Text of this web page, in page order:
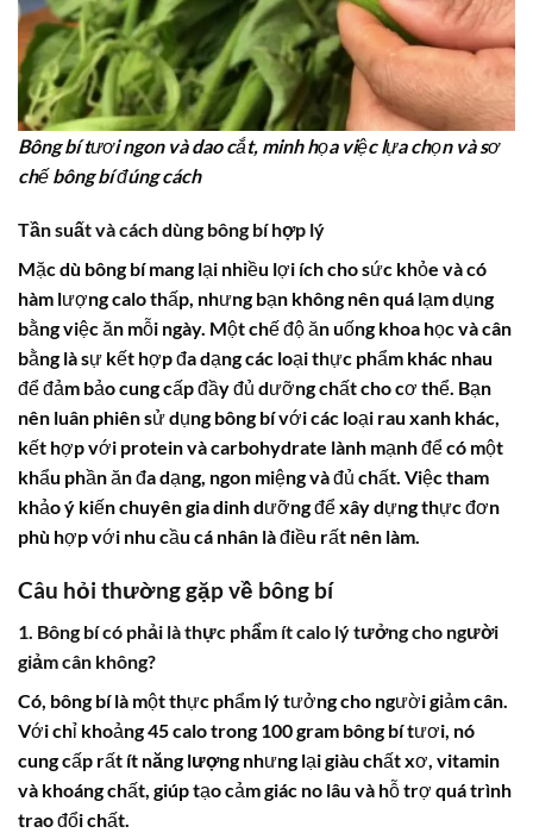
Bông bí tươi ngon và dao cắt, minh họa việc lựa chọn và sơ
chế bông bí đúng cách
Tần suất và cách dùng bông bí hợp lý
Mặc dù bông bímang lại nhiều lợi ích cho sức khỏe và có
hàm lượngcalothấp, nhưng bạn không nên quá lạm dụng
bằng việc ăn mỗi ngày. Một chế độ ăn uống khoa học và cân
bằng là sự kết hợp đa dạng các loại thực phẩm khác nhau
để đảm bảo cung cấp đầy đủ dưỡng chất cho cơ thể. Bạn
nên luân phiên sử dụngbông bívới các loại rau xanh khác,
kết hợp với protein và carbohydrate lành mạnh để có một
khẩu phần ăn đa dạng, ngon miệng và đủ chất. Việc tham
khảo ý kiến chuyên gia dinh dưỡng để xây dựng thực đơn
phù hợp với nhu cầu cá nhân là điều rất nên làm.
Câu hỏi thường gặp về bông bí
1. Bông bí có phải là thực phẩm ít calo lý tưởng cho người
giảm cân không?
Có, bông bílà một thực phẩm lý tưởng cho người giảm cân.
Với chỉ khoảng 45calotrong 100 gram bông bítươi, nó
cung cấp rất ít năng lượngnhưng lại giàu chất xơ, vitamin
và khoáng chất, giúp tạo cảm giác no lâu và hỗ trợ quá trình
trao đổi chất.